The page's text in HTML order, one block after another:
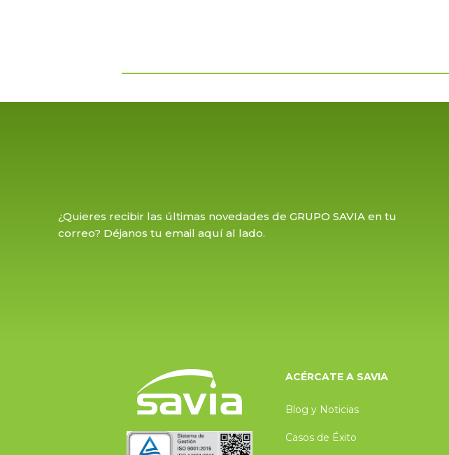
¿Quieres recibir las últimas novedades de GRUPO SAVIA en tu
correo? Déjanos tu email aquí al lado.
ACÉRCATE A SAVIA
Blog y Noticias
Casos de Éxito